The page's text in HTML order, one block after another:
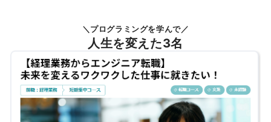
＼プログラミングを学んで／
人生を変えた3名